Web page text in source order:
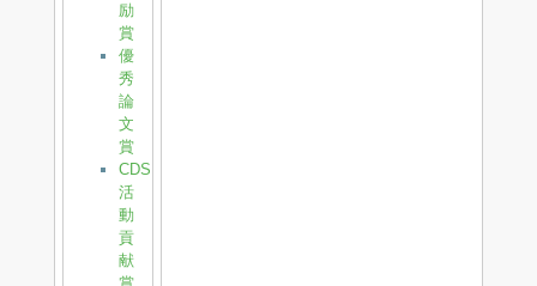
励
賞
優
秀
論
文
賞
CDS
活
動
貢
献